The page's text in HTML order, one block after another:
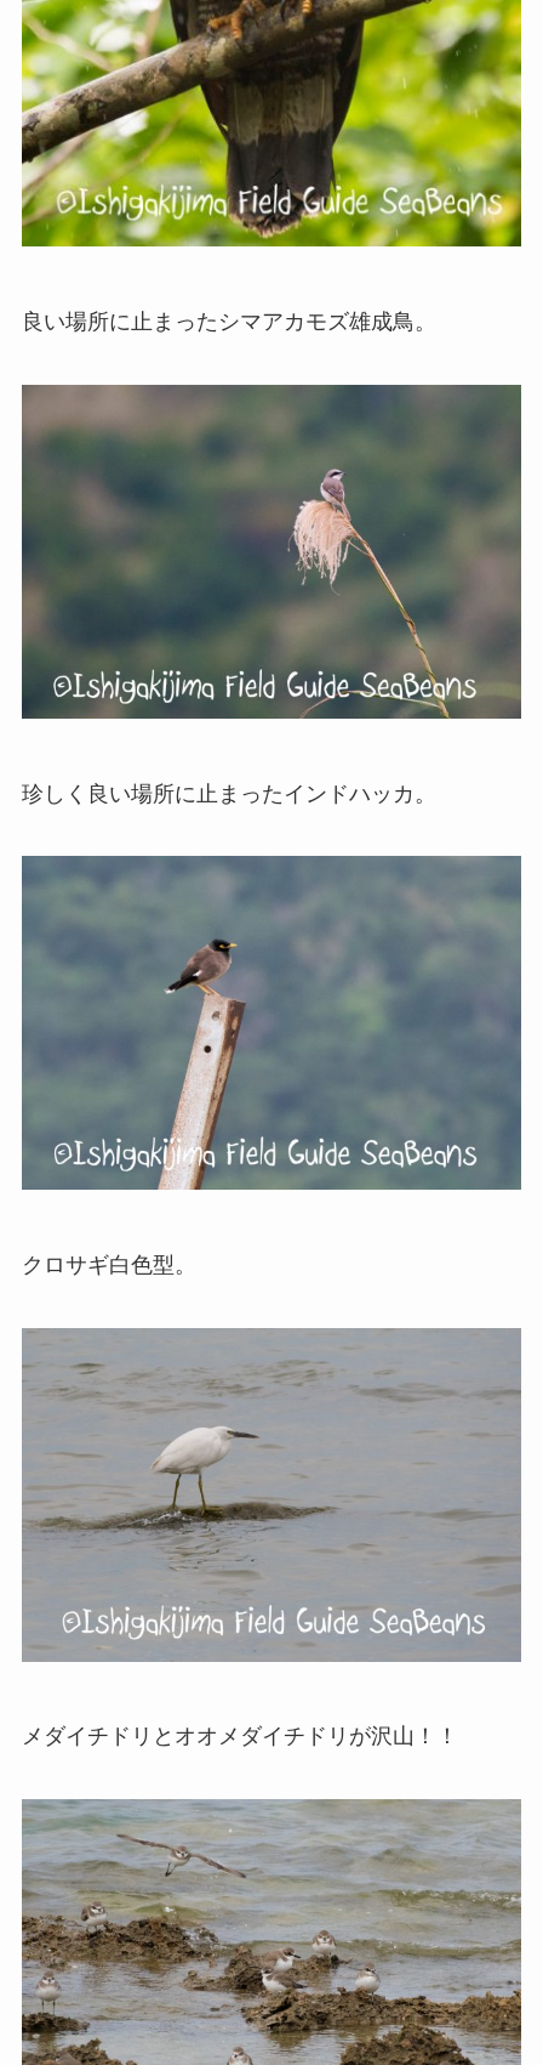
良い場所に止まったシマアカモズ雄成鳥。
珍しく良い場所に止まったインドハッカ。
クロサギ白色型。
メダイチドリとオオメダイチドリが沢山！！